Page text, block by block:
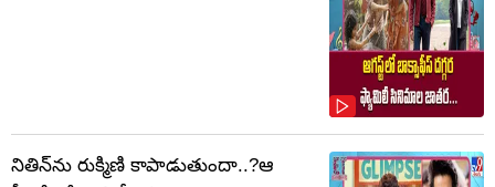
నితిన్‌ను రుక్మిణి కాపాడుతుందా..?ఆ